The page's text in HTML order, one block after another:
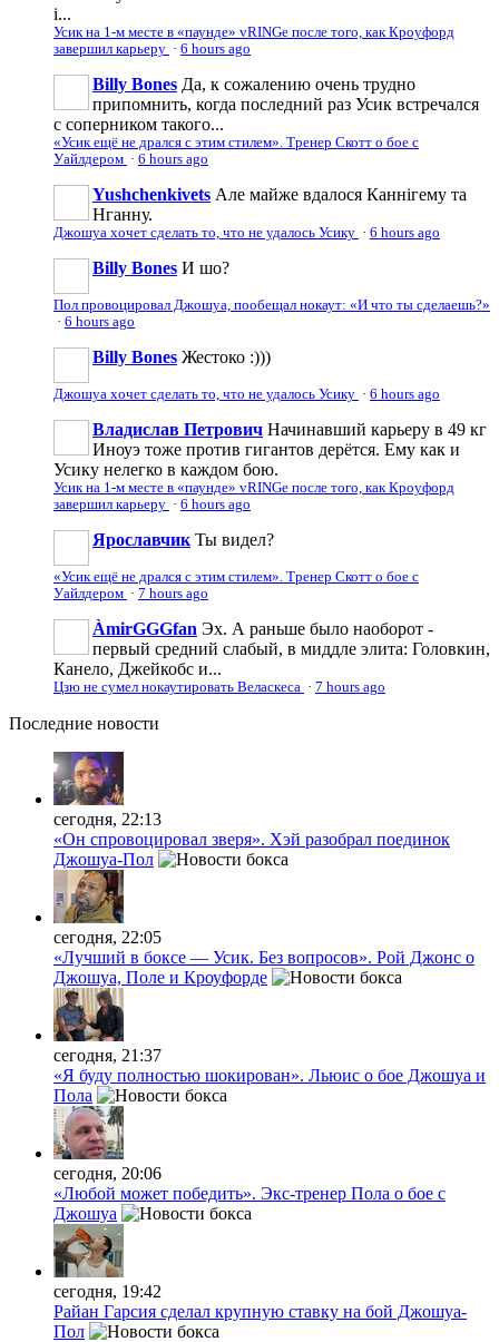
і...
Усик на 1-м месте в «паунде» vRINGe после того, как Кроуфорд
завершил карьеру · 6 hours ago
Billy Bones Да, к сожалению очень трудно
припомнить, когда последний раз Усик встречался
с соперником такого...
«Усик ещё не дрался с этим стилем». Тренер Скотт о бое с
Уайлдером · 6 hours ago
Yushchenkivets Але майже вдалося Каннігему та
Нганну.
Джошуа хочет сделать то, что не удалось Усику · 6 hours ago
Billy Bones И шо?
Пол провоцировал Джошуа, пообещал нокаут: «И что ты сделаешь?»
· 6 hours ago
Billy Bones Жестоко :)))
Джошуа хочет сделать то, что не удалось Усику · 6 hours ago
Владислав Петрович Начинавший карьеру в 49 кг
Иноуэ тоже против гигантов дерётся. Ему как и
Усику нелегко в каждом бою.
Усик на 1-м месте в «паунде» vRINGe после того, как Кроуфорд
завершил карьеру · 6 hours ago
Ярославчик Ты видел?
«Усик ещё не дрался с этим стилем». Тренер Скотт о бое с
Уайлдером · 7 hours ago
ÀmirGGGfan Эх. А раньше было наоборот -
первый средний слабый, в миддле элита: Головкин,
Канело, Джейкобс и...
Цзю не сумел нокаутировать Веласкеса · 7 hours ago
Последние новости
сегодня, 22:13
«Он спровоцировал зверя». Хэй разобрал поединок
Джошуа-Пол
сегодня, 22:05
«Лучший в боксе — Усик. Без вопросов». Рой Джонс о
Джошуа, Поле и Кроуфорде
сегодня, 21:37
«Я буду полностью шокирован». Льюис о бое Джошуа и
Пола
сегодня, 20:06
«Любой может победить». Экс-тренер Пола о бое с
Джошуа
сегодня, 19:42
Райан Гарсия сделал крупную ставку на бой Джошуа-
Пол